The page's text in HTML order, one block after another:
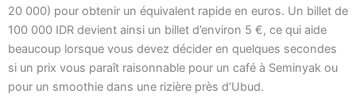
20 000) pour obtenir un équivalent rapide en euros. Un billet de
100 000 IDR devient ainsi un billet d’environ 5 €, ce qui aide
beaucoup lorsque vous devez décider en quelques secondes
si un prix vous paraît raisonnable pour un café à Seminyak ou
pour un smoothie dans une rizière près d’Ubud.